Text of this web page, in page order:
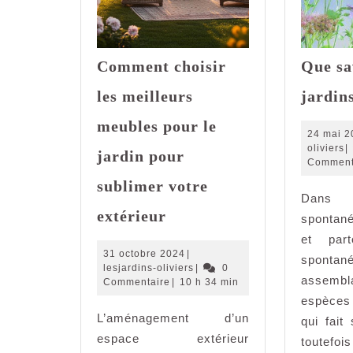
Comment choisir
les meilleurs
meubles pour le
jardin pour
sublimer votre
extérieur
meilleurs
meubles
le
jardin
31 octobre 2024 31
octobre
2024
|
lesjardins-oliviers lesjardins-
oliviers
|
0
Commentaire | 10 h 34 min
L’aménagement d’un
espace extérieur
Que
24 mai
oliviers |
et
qui fait